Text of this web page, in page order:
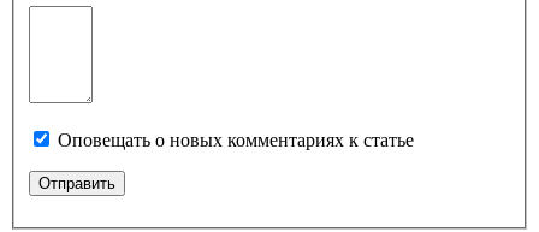
Оповещать о новых комментариях к статье